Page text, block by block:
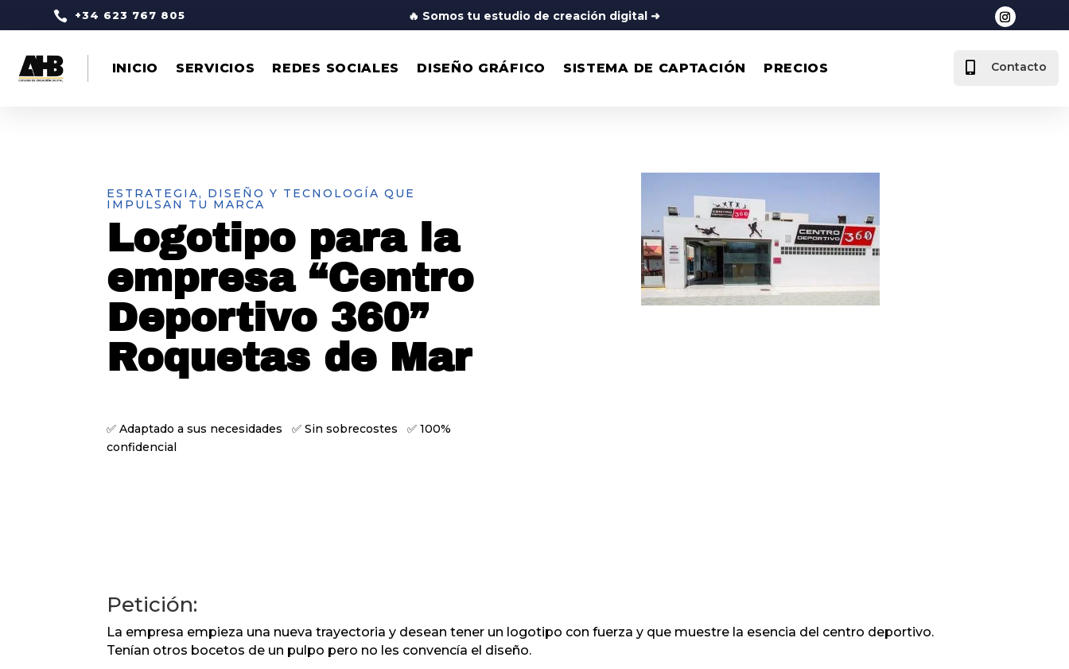
 +34 623 767 805 🔥 Somos tu estudio de creación digital ➜
INICIO SERVICIOS REDES SOCIALES DISEÑO GRÁFICO SISTEMA DE CAPTACIÓN PRECIOS  Contacto
ESTRATEGIA, DISEÑO Y TECNOLOGÍA QUE
IMPULSAN TU MARCA
Logotipo para la
empresa “Centro
Deportivo 360”
Roquetas de Mar
✅ Adaptado a sus necesidades ✅ Sin sobrecostes ✅ 100%
confidencial
Petición:
La empresa empieza una nueva trayectoria y desean tener un logotipo con fuerza y que muestre la esencia del centro deportivo.
Tenían otros bocetos de un pulpo pero no les convencía el diseño.